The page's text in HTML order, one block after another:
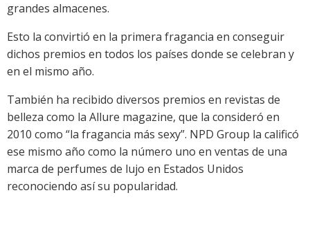
grandes almacenes.
Esto la convirtió en la primera fragancia en conseguir
dichos premios en todos los países donde se celebran y
en el mismo año.
También ha recibido diversos premios en revistas de
belleza como la Allure magazine, que la consideró en
2010 como “la fragancia más sexy”. NPD Group la calificó
ese mismo año como la número uno en ventas de una
marca de perfumes de lujo en Estados Unidos
reconociendo así su popularidad.